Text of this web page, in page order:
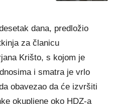
dana, predložio
za članicu
Krišto, s kojom je
i smatra je vrlo
obavezao da će izvršiti
okupljene oko HDZ-a